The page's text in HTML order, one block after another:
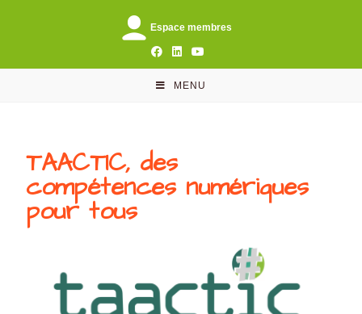
Espace membres
MENU
TAACTIC, des
compétences numériques
pour tous